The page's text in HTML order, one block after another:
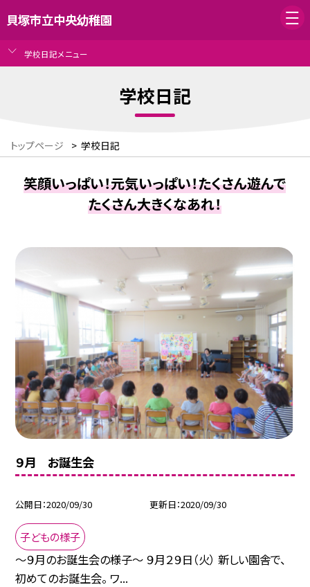
貝塚市立中央幼稚園
学校日記メニュー
学校日記
トップページ > 学校日記
笑顔いっぱい！元気いっぱい！たくさん遊んで
たくさん大きくなあれ！
９月 お誕生会
公開日 2020/09/30 更新日 2020/09/30
子どもの様子
〜９月のお誕生会の様子〜 ９月２９日（火） 新しい園舎で、
初めてのお誕生会。 ワ...